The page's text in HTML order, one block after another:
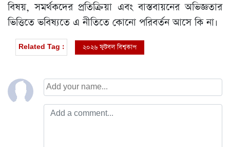
বিষয়, সমর্থকদের প্রতিক্রিয়া এবং বাস্তবায়নের অভিজ্ঞতার
ভিত্তিতে ভবিষ্যতে এ নীতিতে কোনো পরিবর্তন আসে কি না।
Related Tag : ২০২৬ ফুটবল বিশ্বকাপ